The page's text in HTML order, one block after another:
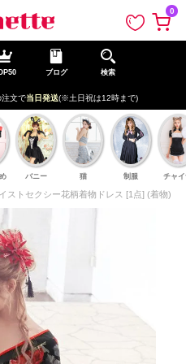
0
ブログ 検索
2500円OFF!
バニー 猫 制服 チャ
ストセクシー花柄着物ドレス [1点] (着物)
ペー
ジト
ップ